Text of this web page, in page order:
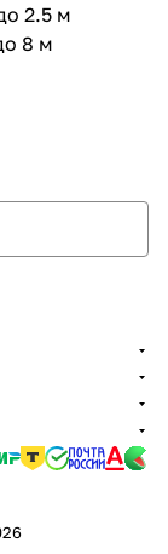
2.5 м
8 м